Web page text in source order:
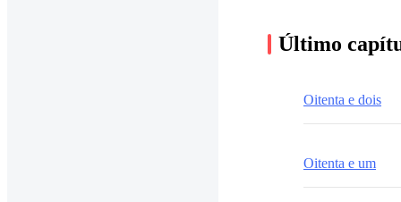
Último
Oitenta e dois
Oitenta e um